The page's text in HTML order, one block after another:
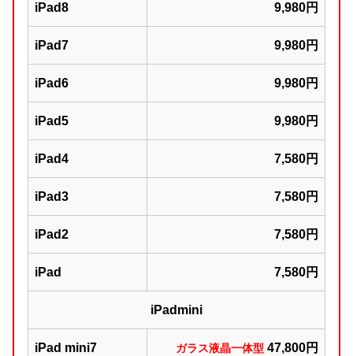
iPad8 9,980円
iPad7 9,980円
iPad6 9,980円
iPad5 9,980円
iPad4 7,580円
iPad3 7,580円
iPad2 7,580円
iPad 7,580円
iPadmini
iPad mini7 ガラス液晶一体型 47,800円